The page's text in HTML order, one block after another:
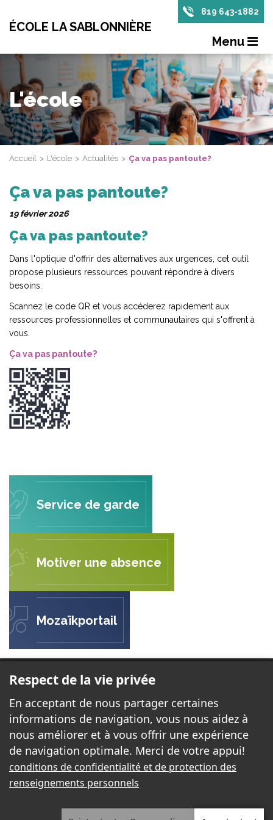
ÉCOLE LA SABLONNIÈRE
819 643-1882
Menu
L'école
Accueil L'école Actualités Ça va pas pantoute?
Ça va pas pantoute?
19 février 2026
Ça va pas pantoute?
Dans l'optique d'offrir des alternatives aux urgences, cet outil
propose plusieurs ressources pouvant répondre à divers
besoins.
Scannez le code QR et vous accéderez rapidement aux
ressources professionnelles et communautaires qui s'offrent à
vous.
Ça va pas pantoute?
Service de garde
Motiver une absence
Mozaïkportail
ÉCOLE LA SABLONNIÈRE
143, rue des Sables
Gatineau (Québec) J8P 7G6
Téléphone:819 643-1882
Télécopieur:819 643-4678
Respect de la vie privée
En acceptant de nous partager certaines
informations de navigation, vous nous aidez à
nous améliorer et à vous offrir une expérience
de navigation optimale. Merci de votre appui!
conditions de confidentialité et de protection des
renseignements personnels